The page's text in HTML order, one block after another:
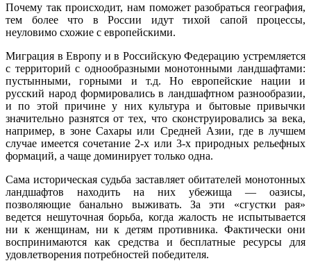
Почему так происходит, нам поможет разобраться география,
тем более что в России идут тихой сапой процессы,
неуловимо схожие с европейскими.
Миграция в Европу и в Российскую Федерацию устремляется
с территорий с однообразными монотонными ландшафтами:
пустынными, горными и т.д. Но европейские нации и
русский народ формировались в ландшафтном разнообразии,
и по этой причине у них культура и бытовые привычки
значительно разнятся от тех, что сконструировались за века,
например, в зоне Сахары или Средней Азии, где в лучшем
случае имеется сочетание 2-х или 3-х природных рельефных
формаций, а чаще доминирует только одна.
Сама историческая судьба заставляет обитателей монотонных
ландшафтов находить на них убежища — оазисы,
позволяющие банально выживать. За эти «сгустки рая»
ведется нешуточная борьба, когда жалость не испытывается
ни к женщинам, ни к детям противника. Фактически они
воспринимаются как средства и бесплатные ресурсы для
удовлетворения потребностей победителя.